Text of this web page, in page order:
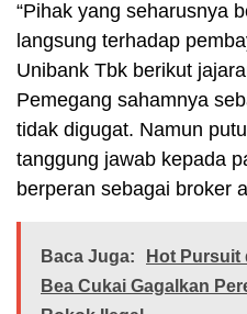
“Pihak yang seharusnya
langsung terhadap
Unibank Tbk berikut
Pemegang sahamnya
tidak digugat. Namun
tanggung jawab kepada
berperan sebagai broker
Baca Juga:
Hot Pursuit
Bea Cukai Gagalkan